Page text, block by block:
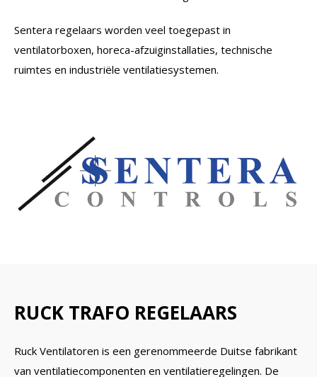
Sentera regelaars worden veel toegepast in
ventilatorboxen, horeca-afzuiginstallaties, technische
ruimtes en industriële ventilatiesystemen.
RUCK TRAFO REGELAARS
Ruck Ventilatoren is een gerenommeerde Duitse fabrikant
van ventilatiecomponenten en ventilatieregelingen. De